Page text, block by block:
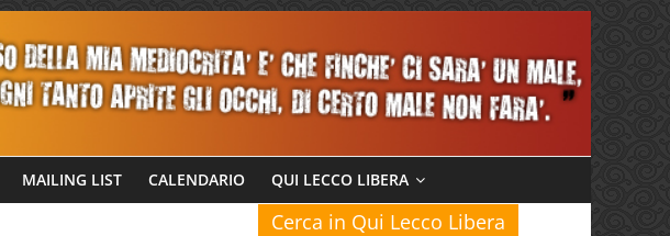
MAILING LIST CALENDARIO QUI LECCO LIBERA
Cerca in Qui Lecco Libera